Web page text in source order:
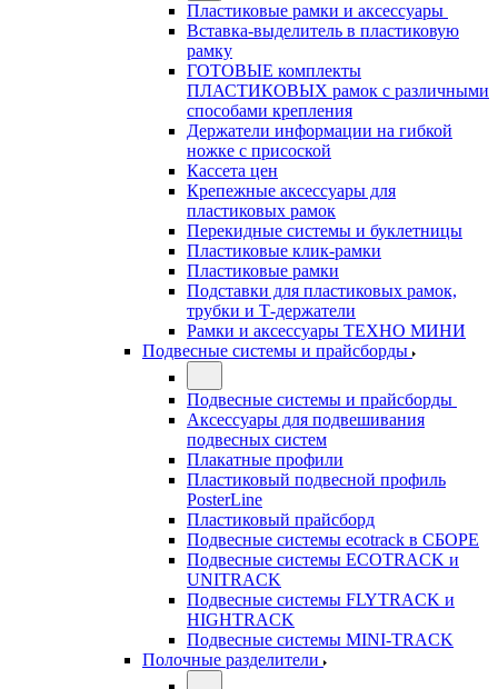
Пластиковые рамки и аксессуары
Вставка-выделитель в пластиковую
рамку
ГОТОВЫЕ комплекты
ПЛАСТИКОВЫХ рамок с различными
способами крепления
Держатели информации на гибкой
ножке с присоской
Кассета цен
Крепежные аксессуары для
пластиковых рамок
Перекидные системы и буклетницы
Пластиковые клик-рамки
Пластиковые рамки
Подставки для пластиковых рамок,
трубки и Т-держатели
Рамки и аксессуары ТЕХНО МИНИ
Подвесные системы и прайсборды
Подвесные системы и прайсборды
Аксессуары для подвешивания
подвесных систем
Плакатные профили
Пластиковый подвесной профиль
PosterLine
Пластиковый прайсборд
Подвесные системы ecotrack в СБОРЕ
Подвесные системы ECOTRACK и
UNITRACK
Подвесные системы FLYTRACK и
HIGHTRACK
Подвесные системы MINI-TRACK
Полочные разделители